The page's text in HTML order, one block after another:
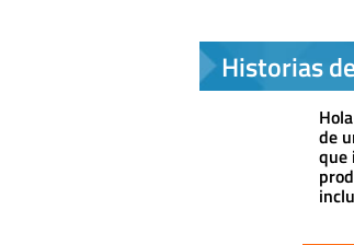
Historias
de
que